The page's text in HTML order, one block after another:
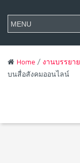
Home / งานบรรยาย
บนสื่อสังคมออนไลน์